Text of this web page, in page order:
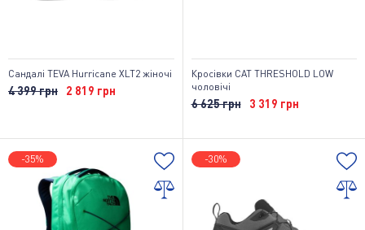
Сандалі TEVA Hurricane XLT2 жіночі
4 399 грн 2 819 грн
Кросівки CAT THRESHOLD LOW
чоловічі
6 625 грн 3 319 грн
-35% -30%